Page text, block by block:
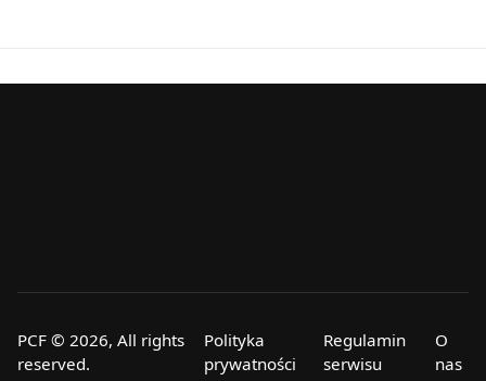
PCF © 2026, All rights
reserved.
Polityka
prywatności
Regulamin
serwisu
O
nas